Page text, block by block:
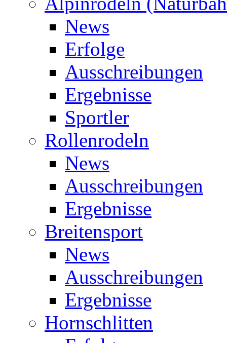
News
Erfolge
Ausschreibungen
Ergebnisse
Sportler
Rollenrodeln
News
Ausschreibungen
Ergebnisse
Breitensport
News
Ausschreibungen
Ergebnisse
Hornschlitten